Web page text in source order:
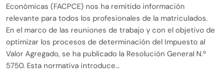
Económicas (FACPCE) nos ha remitido información
relevante para todos los profesionales de la matriculados.
En el marco de las reuniones de trabajo y con el objetivo de
optimizar los procesos de determinación del Impuesto al
Valor Agregado, se ha publicado la Resolución General N.º
5750. Esta normativa introduce…